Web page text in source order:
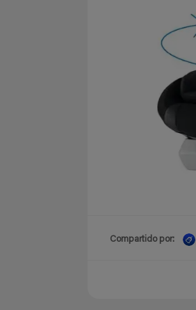
Compartido por: